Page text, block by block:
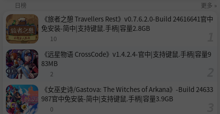
日榜 更多 »
《旅者之憩 Travellers Rest》v0.7.6.2.0-Build 24616641官中
免安装-简中|支持键鼠.手柄|容量2.8GB
10
《远星物语 CrossCode》v1.4.2.4-官中|支持键鼠.手柄|容量9
83MB
2
《女巫史诗/Gastova: The Witches of Arkana》-Build 24633
987官中免安装-简中|支持键鼠.手柄|容量3.9GB
0